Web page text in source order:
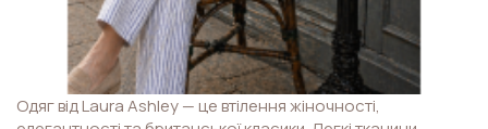
Одяг від Laura Ashley — це втілення жіночності,